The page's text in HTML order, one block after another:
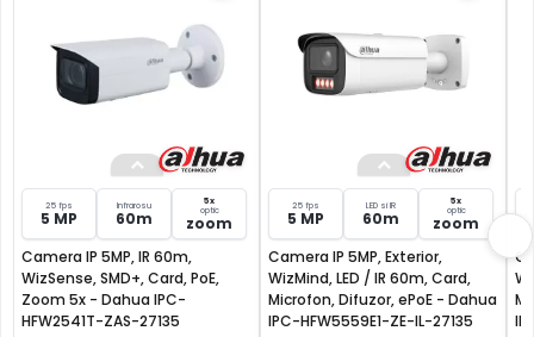
Perimeter Protection
Functia camerei IP Dahua IPC-HFW3541T-ZAS-27135-S2 de
detectie perimetrala inteligenta, spre deosebire de
25 fps
5 MP
Infrarosu
60m
5x
optic
zoom
Camera IP 5MP, IR 60m,
WizSense, SMD+, Card, PoE,
Zoom 5x - Dahua IPC-
HFW2541T-ZAS-27135
25 fps
5 MP
LED si IR
60m
5x
optic
zoom
Camera IP 5MP, Exterior,
WizMind, LED / IR 60m, Card,
Microfon, Difuzor, ePoE - Dahua
IPC-HFW5559E1-ZE-IL-27135